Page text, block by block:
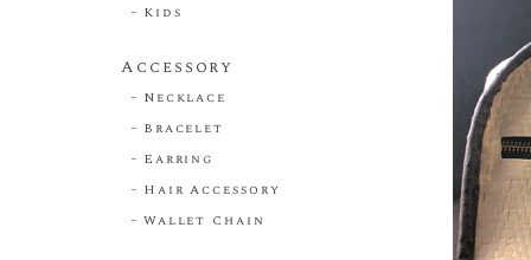
Kids
Accessory
Necklace
Bracelet
Earring
Hair Accessory
Wallet Chain